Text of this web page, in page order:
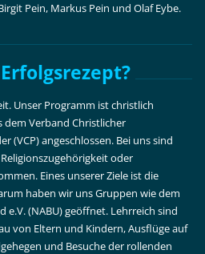
Pein, Markus Pein und Olaf Eybe.
Unser Programm ist christlich
Verband Christlicher
(VCP) angeschlossen. Bei uns sind
oder
Eines unserer Ziele ist die
haben wir uns Gruppen wie dem
(NABU) geöffnet. Lehrreich sind
von Eltern und Kindern, Ausflüge auf
und Besuche der rollenden